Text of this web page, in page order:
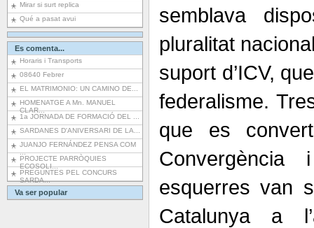
Mirar si surt replica
Qué a pasat avui
Es comenta...
Horaris i Transports
08640 Febrer
EL MATRIMONIO: UN CAMINO DE...
HOMENATGE A Mn. MANUEL
CLAR...
1a JORNADA DE FORMACIÓ DEL ...
SARDANES D'ANIVERSARI DE LA...
JUANJO FERNÁNDEZ PENSA COM
...
PROJECTE PARRÒQUIES
ECOSOLI...
PREGUNTES PEL CONCURS
SARDA...
Va ser popular
semblava
pluralitat
suport d’ICV,
federalisme.
que es
esquerres van
Catalunya a